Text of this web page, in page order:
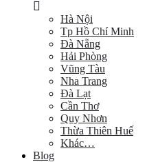
Hà Nội
Tp Hồ Chí Minh
Đà Nẵng
Hải Phòng
Vũng Tàu
Nha Trang
Đà Lạt
Cần Thơ
Quy Nhơn
Thừa Thiên Huế
Khác…
Blog